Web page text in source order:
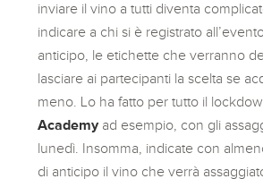
inviare il vino a tutti diventa
indicare a chi si è registrato
anticipo, le etichette che verranno
lasciare ai partecipanti la scelta se
meno. Lo ha fatto per tutto il
Academyad esempio, con gli
lunedì. Insomma, indicate con
di anticipo il vino che verrà